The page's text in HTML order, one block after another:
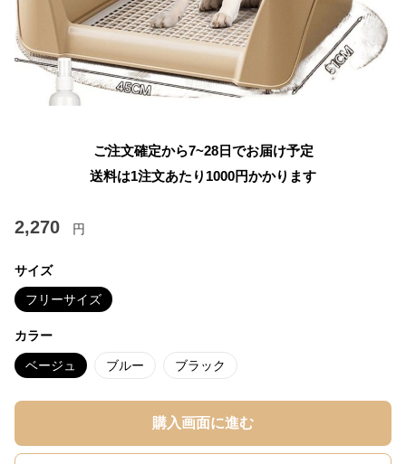
ご注文確定から7~28日でお届け予定
送料は1注文あたり 1000円かかります
2,270 円
サイズ
フリーサイズ
カラー
ベージュ ブルー ブラック
購入画面に進む